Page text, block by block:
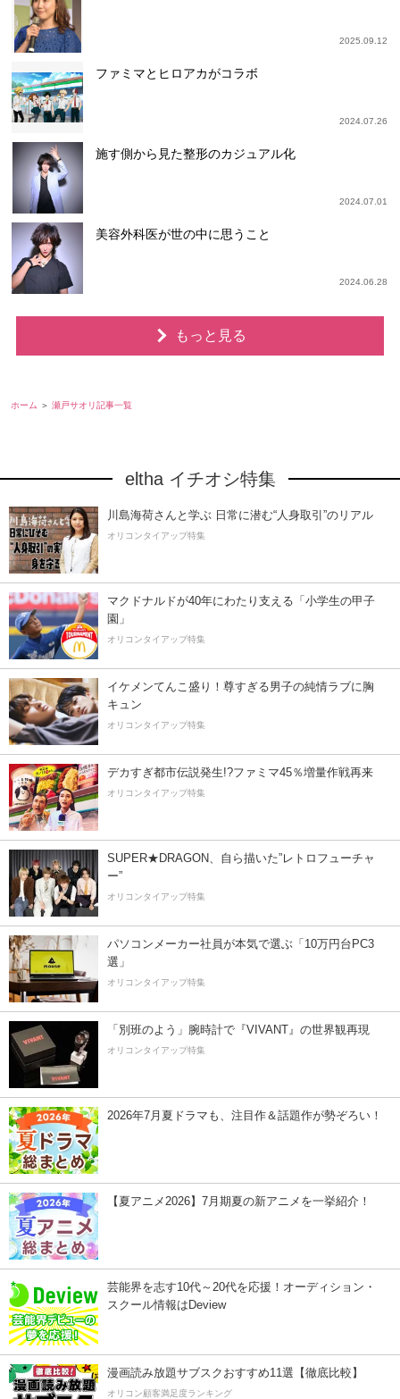
2025.09.12
ファミマとヒロアカがコラボ
2024.07.26
施す側から見た整形のカジュアル化
2024.07.01
美容外科医が世の中に思うこと
2024.06.28
もっと見る
ホーム 瀬戸サオリ記事一覧
eltha イチオシ特集
川島海荷さんと学ぶ 日常に潜む“人身取引”のリアル
オリコンタイアップ特集
マクドナルドが40年にわたり支える「小学生の甲子
園」
オリコンタイアップ特集
イケメンてんこ盛り！尊すぎる男子の純情ラブに胸
キュン
オリコンタイアップ特集
デカすぎ都市伝説発生!?ファミマ45％増量作戦再来
オリコンタイアップ特集
SUPER★DRAGON、自ら描いた”レトロフューチャ
ー”
オリコンタイアップ特集
パソコンメーカー社員が本気で選ぶ「10万円台PC3
選」
オリコンタイアップ特集
「別班のよう」腕時計で『VIVANT』の世界観再現
オリコンタイアップ特集
2026年7月夏ドラマも、注目作＆話題作が勢ぞろい！
【夏アニメ2026】7月期夏の新アニメを一挙紹介！
芸能界を志す10代～20代を応援！オーディション・
スクール情報はDeview
漫画読み放題サブスクおすすめ11選【徹底比較】
オリコン顧客満足度ランキング